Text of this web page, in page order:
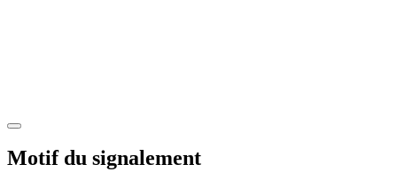
Motif du signalement